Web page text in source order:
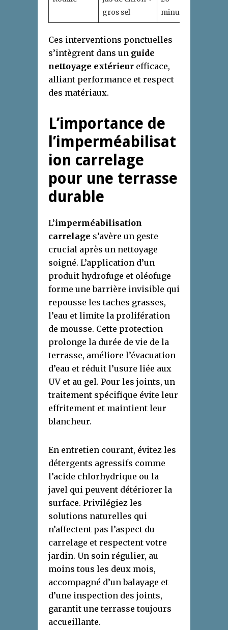
gros sel
minutes
Ces interventions ponctuelles
s’intègrent dans un guide
nettoyage extérieur efficace,
alliant performance et respect
des matériaux.
L’importance de
l’imperméabilisat
ion carrelage
pour une terrasse
durable
L’imperméabilisation
carrelage s’avère un geste
crucial après un nettoyage
soigné. L’application d’un
produit hydrofuge et oléofuge
forme une barrière invisible qui
repousse les taches grasses,
l’eau et limite la prolifération
de mousse. Cette protection
prolonge la durée de vie de la
terrasse, améliore l’évacuation
d’eau et réduit l’usure liée aux
UV et au gel. Pour les joints, un
traitement spécifique évite leur
effritement et maintient leur
blancheur.
En entretien courant, évitez les
détergents agressifs comme
l’acide chlorhydrique ou la
javel qui peuvent détériorer la
surface. Privilégiez les
solutions naturelles qui
n’affectent pas l’aspect du
carrelage et respectent votre
jardin. Un soin régulier, au
moins tous les deux mois,
accompagné d’un balayage et
d’une inspection des joints,
garantit une terrasse toujours
accueillante.